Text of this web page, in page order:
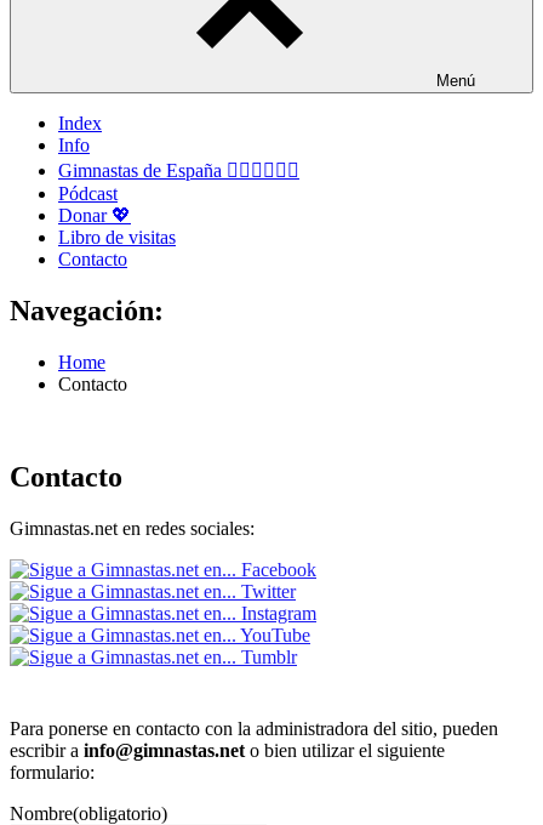
Menú
Index
Info
Gimnastas de España 🤸🏻‍♀️🤸🏽‍♂️
Pódcast
Donar 💖
Libro de visitas
Contacto
Navegación:
Home
Contacto
Contacto
Gimnastas.net en redes sociales:
Para ponerse en contacto con la administradora del sitio, pueden
escribir a info@gimnastas.net o bien utilizar el siguiente
formulario:
Nombre(obligatorio)